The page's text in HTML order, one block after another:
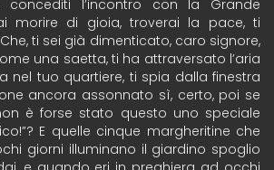
concediti l’incontro con la Grande
morire di gioia, troverai la pace, ti
ti sei già dimenticato, caro signore,
una saetta, ti ha attraversato l’aria
nel tuo quartiere, ti spia dalla finestra
ancora assonnato sì, certo, poi se
è forse stato questo uno speciale
E quelle cinque margheritine che
giorni illuminano il giardino spoglio